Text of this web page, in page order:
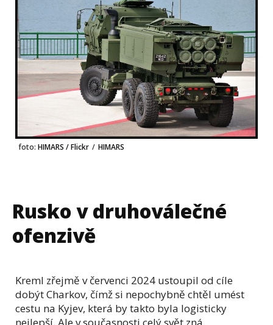
foto: HIMARS / Flickr / HIMARS
Rusko v druhoválečné
ofenzivě
Kreml zřejmě v červenci 2024 ustoupil od cíle
dobýt Charkov, čímž si nepochybně chtěl umést
cestu na Kyjev, která by takto byla logisticky
nejlepší. Ale v současnosti celý svět zná